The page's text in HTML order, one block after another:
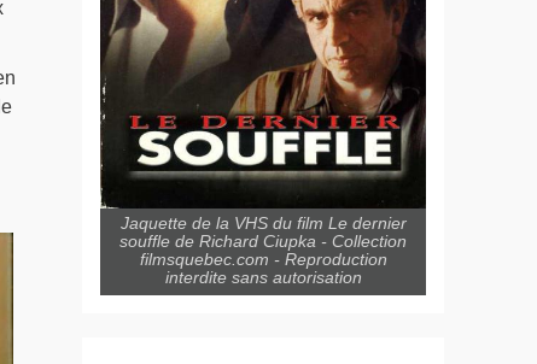
Jaquette de la VHS du film Le dernier
souffle de Richard Ciupka - Collection
filmsquebec.com - Reproduction
interdite sans autorisation